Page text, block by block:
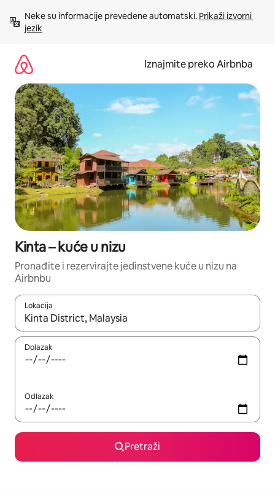
sadržaj
Neke su informacije prevedene automatski. Prikaži izvorni
jezik
Iznajmite preko Airbnba
Kinta – kuće u nizu
Pronađite i rezervirajte jedinstvene kuće u nizu na
Airbnbu
Lokacija
Kada budu dostupni rezultati, moći ćete ih pregledati
Dolazak
Odlazak
Pretraži